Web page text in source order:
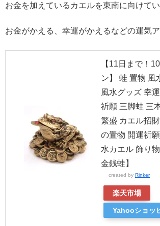
お金を加えているカエルを東南に向けて
お金がかえる、幸運がかえるなどの運気
【11日まで！
ン】 蛙 置物 風
風水グッズ 幸
祈願 三脚蛙 三
繁盛 カエル招
の置物 開運祈
水カエル 飾り
金銭蛙】
created by Rinker
楽天市場
Yahooショッ